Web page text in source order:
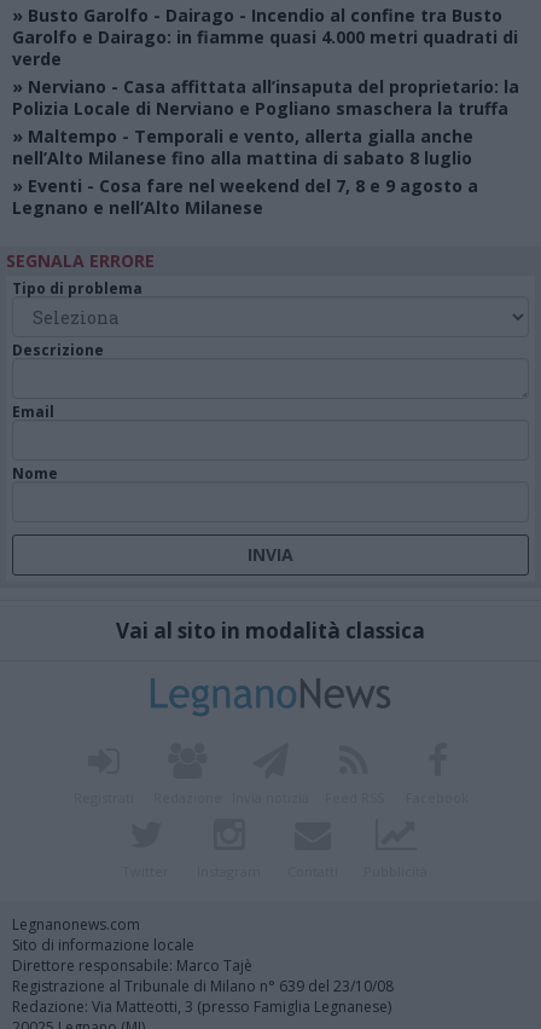
» Busto Garolfo - Dairago - Incendio al confine tra Busto
Garolfo e Dairago: in fiamme quasi 4.000 metri quadrati di
verde
» Nerviano - Casa affittata all’insaputa del proprietario: la
Polizia Locale di Nerviano e Pogliano smaschera la truffa
» Maltempo - Temporali e vento, allerta gialla anche
nell’Alto Milanese fino alla mattina di sabato 8 luglio
» Eventi - Cosa fare nel weekend del 7, 8 e 9 agosto a
Legnano e nell’Alto Milanese
SEGNALA ERRORE
Tipo di problema
Descrizione
Email
Nome
Vai al sito in modalità classica
Legnanonews.com
Sito di informazione locale
Direttore responsabile: Marco Tajè
Registrazione al Tribunale di Milano n° 639 del 23/10/08
Redazione: Via Matteotti, 3 (presso Famiglia Legnanese)